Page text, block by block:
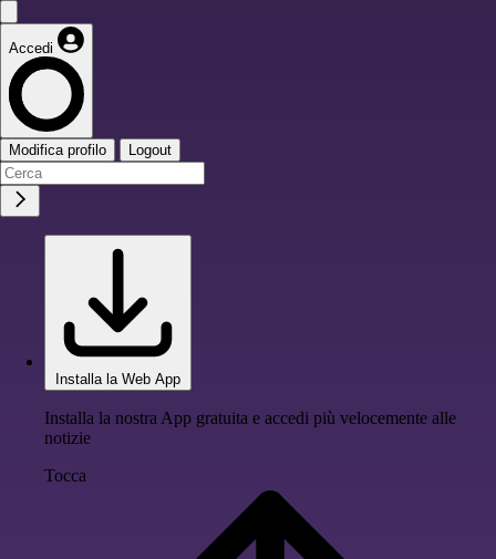
Accedi
Modifica profilo Logout
Installa la Web App
Installa la nostra App gratuita e accedi più velocemente alle
notizie
Tocca